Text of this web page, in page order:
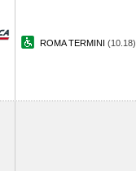
ROMA TERMINI (10.18)